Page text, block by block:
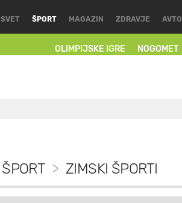
SVET ŠPORT
OLIMPIJSKE IGRE NOGOMET
MAGAZIN ZDRAVJE AVTO
ŠPORT > ZIMSKI ŠPORTI